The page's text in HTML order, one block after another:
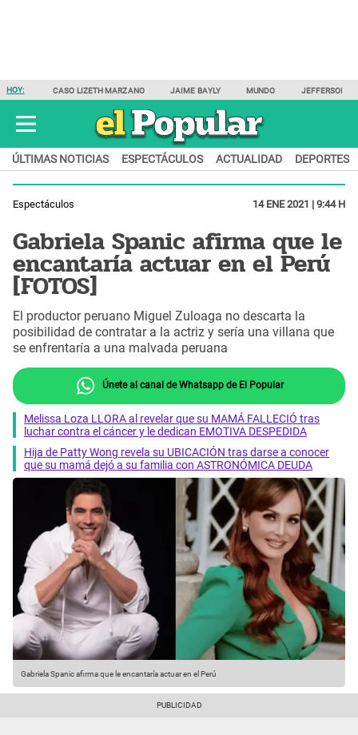
HOY: CASO LIZETH MARZANO JAIME BAYLY MUNDO JEFFERSON
ÚLTIMAS NOTICIAS ESPECTÁCULOS ACTUALIDAD DEPORTES
Espectáculos 14 ENE 2021 | 9:44 H
Gabriela Spanic afirma que le
encantaría actuar en el Perú
[FOTOS]
El productor peruano Miguel Zuloaga no descarta la
posibilidad de contratar a la actriz y sería una villana que
se enfrentaría a una malvada peruana
Únete al canal de Whatsapp de El Popular
Melissa Loza LLORA al revelar que su MAMÁ FALLECIÓ tras
luchar contra el cáncer y le dedican EMOTIVA DESPEDIDA
Hija de Patty Wong revela su UBICACIÓN tras darse a conocer
que su mamá dejó a su familia con ASTRONÓMICA DEUDA
Gabriela Spanic afirma que le encantaría actuar en el Perú